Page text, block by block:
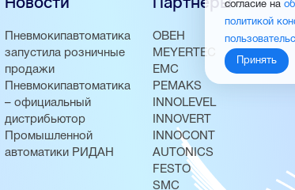
Пневмокипавтоматика
запустила розничные
продажи
Пневмокипавтоматика
– официальный
дистрибьютор
Промышленной
автоматики РИДАН
ОВЕН
MEYERTEC
EMC
PEMAKS
INNOLEVEL
INNOVERT
INNOCONT
AUTONICS
FESTO
SMC
согласие на
политикой
Принять